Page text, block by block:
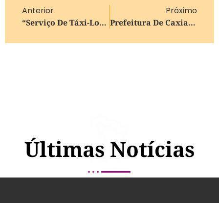
Anterior
“Serviço De Táxi-Lotação Não Vai Acabar”, Afirma Secretário De Trânsito Durante Audiência Pública Em Caxias Do Sul
Próximo
Prefeitura De Caxias Faz Manutenção Da Estrada Dos Romeiros Para Romaria De Caravaggio
Últimas Notícias